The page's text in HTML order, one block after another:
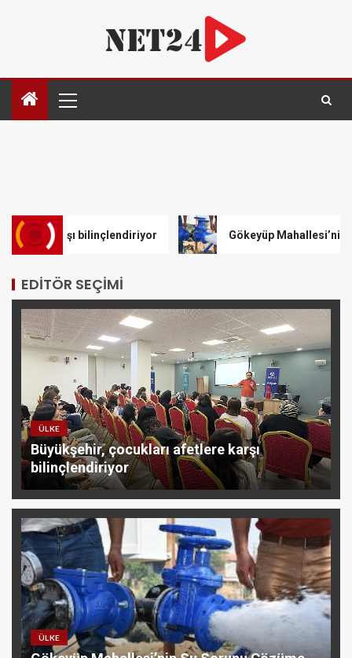
bilinçlendiriyor Gökeyüp Mahallesi’nin Su Sorunu
EDITÖR SEÇIMI
ÜLKE
Büyükşehir, çocukları afetlere karşı
bilinçlendiriyor
ÜLKE